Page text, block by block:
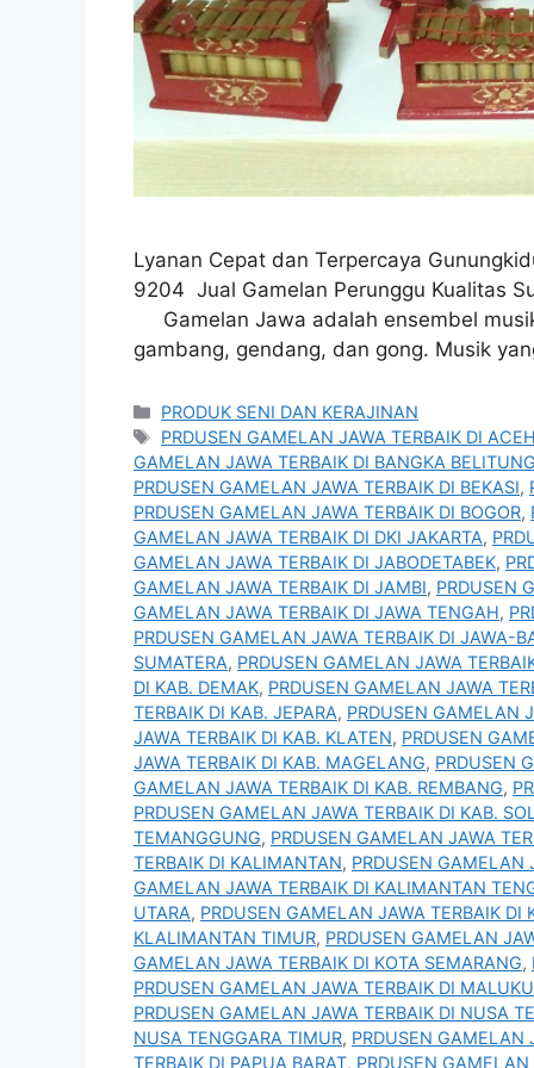
Lyanan Cepat dan Terpercaya
9204 Jual Gamelan
Gamelan Jawa adalah ensembel
gambang, gendang, dan gong. Musik
Kategori
PRODUK SENI DAN KERAJINAN
Tag
PRDUSEN GAMELAN JAWA TERBAIK DI
GAMELAN JAWA TERBAIK DI BANGKA
PRDUSEN GAMELAN JAWA TERBAIK DI BEKASI,
PRDUSEN GAMELAN JAWA TERBAIK DI BOGOR,
GAMELAN JAWA TERBAIK DI DKI JAKARTA,
GAMELAN JAWA TERBAIK DI JABODETABEK,
GAMELAN JAWA TERBAIK DI JAMBI, PRDUSEN
GAMELAN JAWA TERBAIK DI JAWA TENGAH,
PRDUSEN GAMELAN JAWA TERBAIK DI JAWA-
SUMATERA, PRDUSEN GAMELAN JAWA
DI KAB. DEMAK, PRDUSEN GAMELAN JAWA
TERBAIK DI KAB. JEPARA, PRDUSEN GAMELAN
JAWA TERBAIK DI KAB. KLATEN, PRDUSEN
JAWA TERBAIK DI KAB. MAGELANG, PRDUSEN
GAMELAN JAWA TERBAIK DI KAB. REMBANG,
PRDUSEN GAMELAN JAWA TERBAIK DI KAB.
TEMANGGUNG, PRDUSEN GAMELAN JAWA
TERBAIK DI KALIMANTAN, PRDUSEN GAMELAN
GAMELAN JAWA TERBAIK DI KALIMANTAN
UTARA, PRDUSEN GAMELAN JAWA TERBAIK DI
KLALIMANTAN TIMUR, PRDUSEN GAMELAN
GAMELAN JAWA TERBAIK DI KOTA SEMARANG,
PRDUSEN GAMELAN JAWA TERBAIK DI MALUKU
PRDUSEN GAMELAN JAWA TERBAIK DI NUSA
NUSA TENGGARA TIMUR, PRDUSEN GAMELAN
TERBAIK DI PAPUA BARAT, PRDUSEN